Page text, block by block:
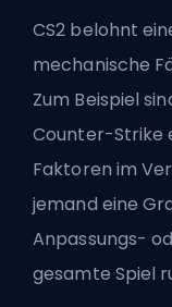
CS2 belohnt
mechanische
Zum Beispiel
Counter-Strike
Faktoren im
jemand eine
Anpassungs-
gesamte Spiel